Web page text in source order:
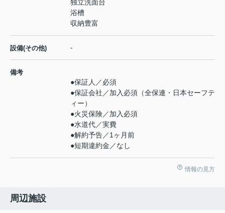
独立洗面台
浴槽
収納豊富
設備(その他) -
備考
●保証人／必須
●保証会社／加入必須（全保連・日本セーフテ
ィー）
●火災保険／加入必須
●水道代／実費
●解約予告／1ヶ月前
●短期違約金／なし
情報の見方
周辺施設